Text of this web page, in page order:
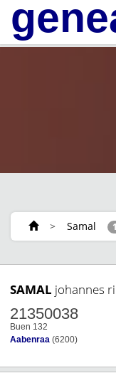
> Samal
SAMAL johannes
21350038
Buen 132
Aabenraa (6200)